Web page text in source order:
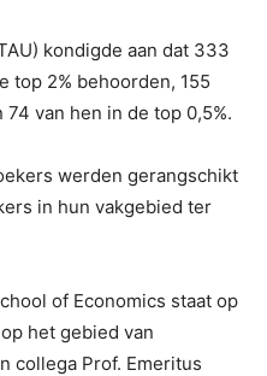
kondigde aan dat 333
top 2% behoorden, 155
74 van hen in de top 0,5%.
werden gerangschikt
in hun vakgebied ter
of Economics staat op
het gebied van
collega Prof. Emeritus